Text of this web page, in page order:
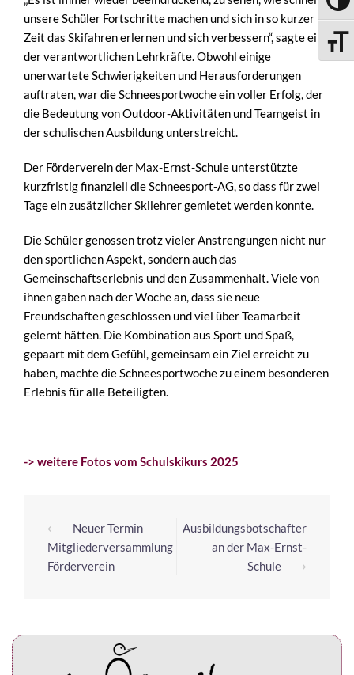
unsere Schüler Fortschritte machen und sich in so kurzer
Zeit das Skifahren erlernen und sich verbessern“, sagte eine
der verantwortlichen Lehrkräfte. Obwohl einige
unerwartete Schwierigkeiten und Herausforderungen
auftraten, war die Schneesportwoche ein voller Erfolg, der
die Bedeutung von Outdoor-Aktivitäten und Teamgeist in
der schulischen Ausbildung unterstreicht.
Der Förderverein der Max-Ernst-Schule unterstützte
kurzfristig finanziell die Schneesport-AG, so dass für zwei
Tage ein zusätzlicher Skilehrer gemietet werden konnte.
Die Schüler genossen trotz vieler Anstrengungen nicht nur
den sportlichen Aspekt, sondern auch das
Gemeinschaftserlebnis und den Zusammenhalt. Viele von
ihnen gaben nach der Woche an, dass sie neue
Freundschaften geschlossen und viel über Teamarbeit
gelernt hätten. Die Kombination aus Sport und Spaß,
gepaart mit dem Gefühl, gemeinsam ein Ziel erreicht zu
haben, machte die Schneesportwoche zu einem besonderen
Erlebnis für alle Beteiligten.
-> weitere Fotos vom Schulskikurs 2025
⟵
Neuer Termin
Mitgliederversammlung
Förderverein
Ausbildungsbotschafter
an der Max-Ernst-
Schule
⟶